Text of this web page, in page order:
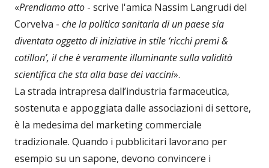
«Prendiamo atto - scrive l'amica Nassim Langrudi del
Corvelva - che la politica sanitaria di un paese sia
diventata oggetto di iniziative in stile ‘ricchi premi &
cotillon’, il che è veramente illuminante sulla validità
scientifica che sta alla base dei vaccini».
La strada intrapresa dall’industria farmaceutica,
sostenuta e appoggiata dalle associazioni di settore,
è la medesima del marketing commerciale
tradizionale. Quando i pubblicitari lavorano per
esempio su un sapone, devono convincere i